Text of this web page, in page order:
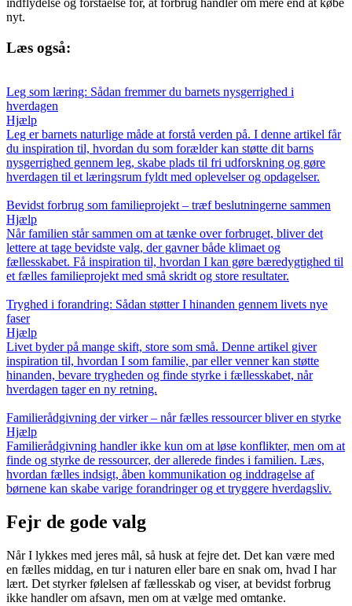
nyt.
Læs også:
Leg som læring: Sådan fremmer du barnets nysgerrighed i
hverdagen
Hjælp
Leg er barnets naturlige måde at forstå verden på. I denne artikel får
du inspiration til, hvordan du som forælder kan støtte dit barns
nysgerrighed gennem leg, skabe plads til fri udforskning og gøre
hverdagen til et læringsrum fyldt med oplevelser og opdagelser.
Bevidst forbrug som familieprojekt – træf beslutningerne sammen
Hjælp
Når familien står sammen om at tænke over forbruget, bliver det
lettere at tage bevidste valg, der gavner både klimaet og
fællesskabet. Få inspiration til, hvordan I kan gøre bæredygtighed til
et fælles familieprojekt med små skridt og store resultater.
Tryghed i forandring: Sådan støtter I hinanden gennem livets nye
faser
Hjælp
Livet byder på mange skift, store som små. Denne artikel giver
inspiration til, hvordan I som familie, par eller venner kan støtte
hinanden, bevare trygheden og finde styrke i fællesskabet, når
hverdagen tager en ny retning.
Familierådgivning der virker – når fælles ressourcer bliver en styrke
Hjælp
Familierådgivning handler ikke kun om at løse konflikter, men om at
finde og styrke de ressourcer, der allerede findes i familien. Læs,
hvordan fælles indsigt, åben kommunikation og inddragelse af
børnene kan skabe varige forandringer og et tryggere hverdagsliv.
Fejr de gode valg
Når I lykkes med jeres mål, så husk at fejre det. Det kan være med
en fælles middag, en tur i naturen eller bare en snak om, hvad I har
lært. Det styrker følelsen af fællesskab og viser, at bevidst forbrug
ikke handler om afsavn, men om at vælge med omtanke.